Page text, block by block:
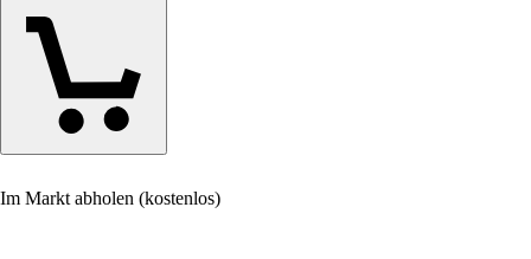
Im Markt abholen (kostenlos)